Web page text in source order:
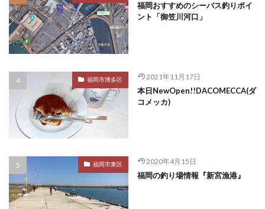
福岡おすすめのシーバス釣りポイ
ント「御笠川河口」
福岡市博多区 2021年11月17日
本日NewOpen!!DACOMECCA(ダ
コメッカ)
福岡市東区 2020年4月15日
福岡の釣り場情報『新宮漁港』